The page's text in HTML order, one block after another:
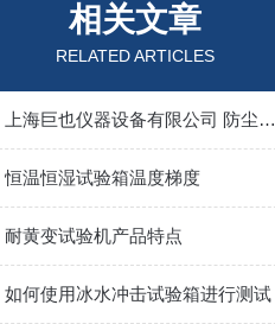
相关文章
RELATED ARTICLES
上海巨也仪器设备有限公司 防尘试验箱 检测报告
恒温恒湿试验箱温度梯度
耐黄变试验机产品特点
如何使用冰水冲击试验箱进行测试